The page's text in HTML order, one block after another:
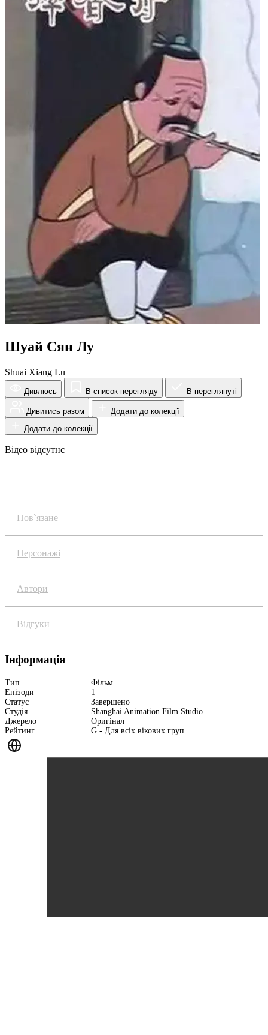
Шуай Сян Лу
Shuai Xiang Lu
Дивлюсь В список перегляду В переглянуті
Дивитись разом
Додати до колекції
Додати до колекції
Відео відсутнє
Пов`язане
Персонажі
Автори
Відгуки
Інформація
Тип
Фільм
Епізоди
1
Статус
Завершено
Студія
Shanghai Animation Film Studio
Джерело
Оригінал
Рейтинг
G - Для всіх вікових груп